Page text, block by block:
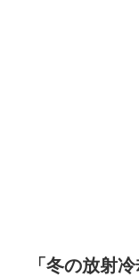
「冬の放射